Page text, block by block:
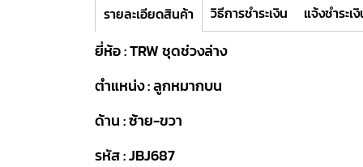
รายละเอียดสินค้า วิธีการชำระเงิน แจ้งชำระเ
ยี่ห้อ : TRW ชุดช่วงล่าง
ตำแหน่ง : ลูกหมากบน
ด้าน : ซ้าย-ขวา
รหัส : JBJ687